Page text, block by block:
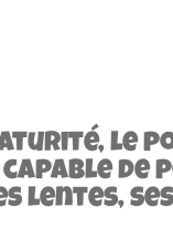
le
de
lentes, ses